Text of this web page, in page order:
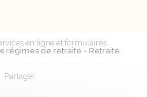
en ligne et formulaires
régimes de retraite - Retraite
Partager